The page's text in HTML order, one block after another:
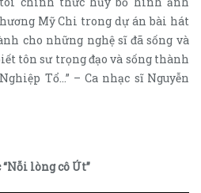
Mỹ Chi trong dự án bài hát
cho những nghệ sĩ đã sống và
tôn sư trọng đạo và sống thành
Tổ…” – Ca nhạc sĩ Nguyễn
“Nỗi lòng cô Út”